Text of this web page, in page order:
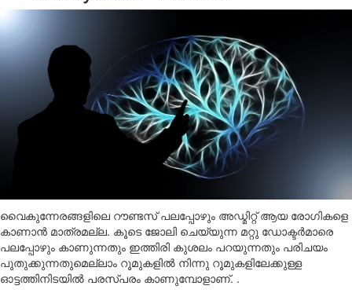
വൈകുന്നേരങ്ങളിലെ റൗണ്ടസ് പലപ്പോഴും അഡ്മിറ്റ് ആയ രോഗികളെ
കാണാൻ മാത്രമല്ല. കൂടെ ജോലി ചെയ്യുന്ന മറ്റു ഡോക്ടർമാരെ
പലപ്പോഴും കാണുന്നതും ഇത്തിരി കുശലം പറയുന്നതും പരിചയം
പുതുക്കുന്നതുമെല്ലാം റൂമുകളിൽ നിന്നു റൂമുകളിലേക്കുള്ള
ഓട്ടത്തിനിടയിൽ പരസ്പരം കാണുമ്പോളാണ്. .